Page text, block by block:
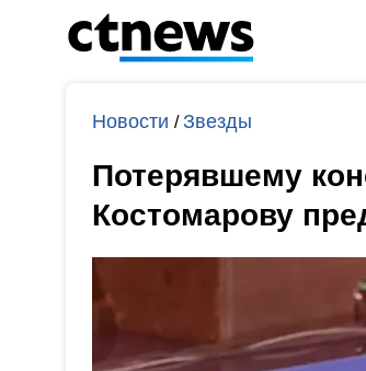
Новости /Звезды
Потерявшему
Костомарову